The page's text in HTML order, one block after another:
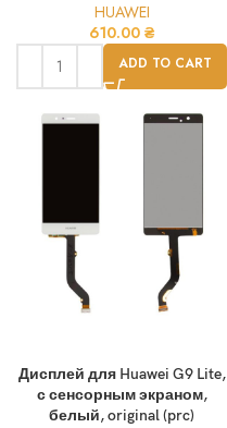
HUAWEI
610.00 ₴
ADD TO CART
Дисплей для Huawei G9 Lite,
с сенсорным экраном,
белый, original (prc)